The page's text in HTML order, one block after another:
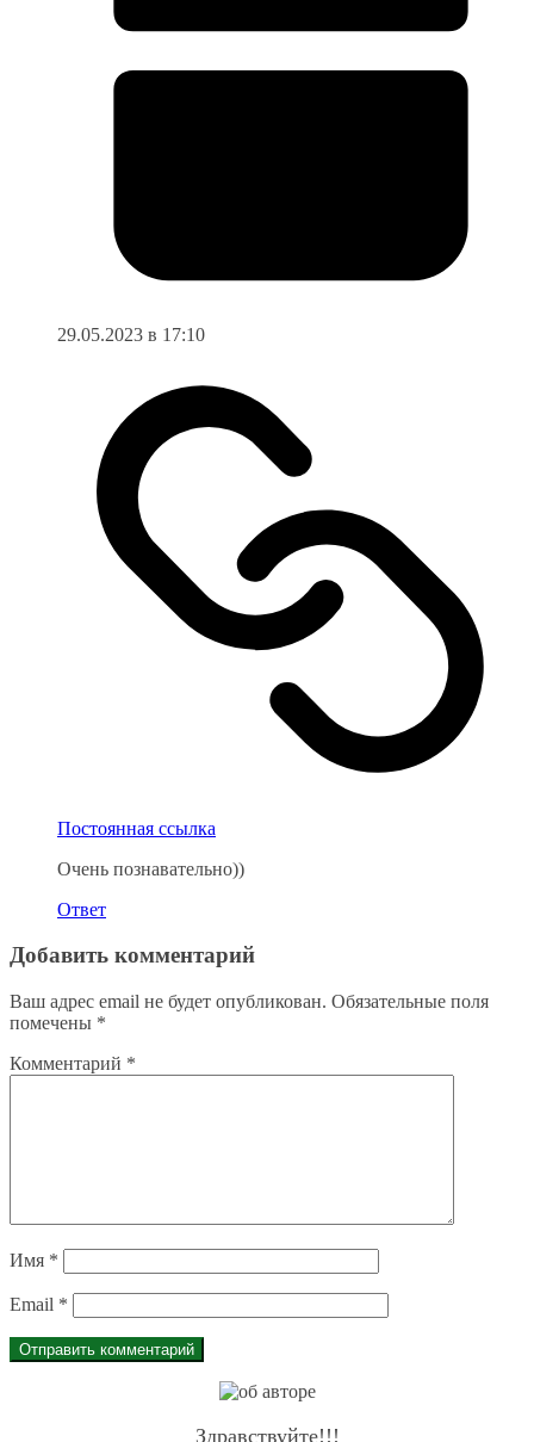
29.05.2023 в 17:10
Постоянная ссылка
Очень познавательно))
Ответ
Добавить комментарий
Ваш адрес email не будет опубликован. Обязательные поля
помечены *
Комментарий *
Имя *
Email *
Здравствуйте!!!